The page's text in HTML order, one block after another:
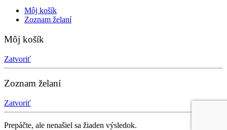
Môj košík
Zoznam želaní
Môj košík
Zatvoriť
Zoznam želaní
Zatvoriť
Prepáčte, ale nenašiel sa žiaden výsledok.